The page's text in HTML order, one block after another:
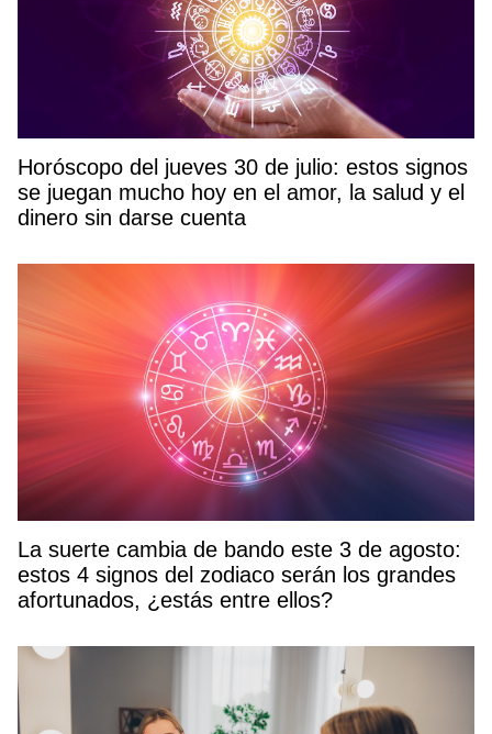
Horóscopo del jueves 30 de julio: estos signos
se juegan mucho hoy en el amor, la salud y el
dinero sin darse cuenta
La suerte cambia de bando este 3 de agosto:
estos 4 signos del zodiaco serán los grandes
afortunados, ¿estás entre ellos?